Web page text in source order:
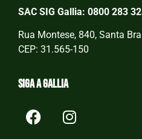
SAC SIG Gallia: 0800 283
Rua Montese, 840, Santa
CEP: 31.565-150
Siga a Gallia